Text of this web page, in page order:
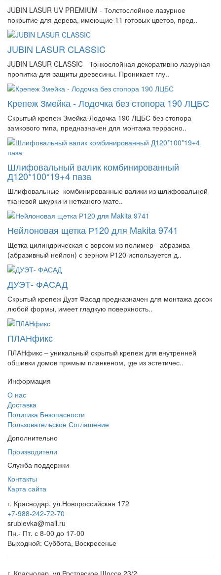
JUBIN LASUR UV PREMIUM - Толстослойное лазурное
покрытие для дерева, имеющие 11 готовых цветов, пред..
JUBIN LASUR CLASSIC
JUBIN LASUR CLASSIC - Тонкослойная декоративно лазурная
пропитка для защиты древесины. Проникает глу..
Крепеж Змейка - Лодочка без стопора 190 ЛЦБС
Скрытый крепеж Змейка-Лодочка 190 ЛЦБС без стопора
замкового типа, предназначен для монтажа террасно..
Шлифовальный валик комбинированный
Д120*100*19+4 паза
Шлифовальные комбинированные валики из шлифовальной
тканевой шкурки и нетканого мате..
Нейлоновая щетка Р120 для Makita 9741
Щетка цилиндрическая с ворсом из полимер - абразива
(абразивный нейлон) с зерном Р120 используется д..
ДУЭТ- ФАСАД
Скрытый крепеж Дуэт Фасад предназначен для монтажа досок
любой формы, имеет гладкую поверхность..
ПЛАНфикс
ПЛАНфикс – уникальный скрытый крепеж для внутренней
обшивки домов прямым планкеном, где из эстетичес..
Информация
О нас
Доставка
Политика Безопасности
Пользовательское Соглашение
Дополнительно
Производители
Служба поддержки
Контакты
Карта сайта
г. Краснодар, ул.Новороссийская 172
+7-988-242-72-70
srublevka@mail.ru
Пн.- Пт. с 8-00 до 17-00
Выходной: Суббота, Воскресенье
г. Краснодар, ул Ростовское Шоссе 23/2